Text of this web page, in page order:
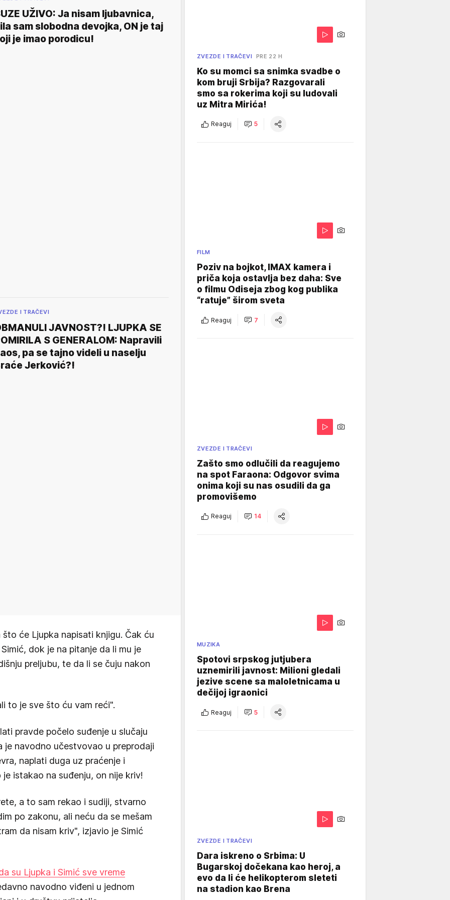
UŽIVO: Ja nisam ljubavnica,
sam slobodna devojka, ON je taj
je imao porodicu!
I TRAČEVI
JAVNOST?! LJUPKA SE
S GENERALOM: Napravili
pa se tajno videli u naselju
Jerković?!
će Ljupka napisati knjigu. Čak ću
dok je na pitanje da li mu je
preljubu, te da li se čuju nakon
to je sve što ću vam reći".
pravde počelo suđenje u slučaju
je navodno učestvovao u preprodaji
naplati duga uz praćenje i
istakao na suđenju, on nije kriv!
a to sam rekao i sudiji, stvarno
po zakonu, ali neću da se mešam
da nisam kriv", izjavio je Simić
su Ljupka i Simić sve vreme
navodno viđeni u jednom
ZVEZDE I TRAČEVI PRE 22 H
Ko su momci sa snimka svadbe o
kom bruji Srbija? Razgovarali
smo sa rokerima koji su ludovali
uz Mitra Mirića!
Reaguj 5
FILM
Poziv na bojkot, IMAX kamera i
priča koja ostavlja bez daha: Sve
o filmu Odiseja zbog kog publika
“ratuje” širom sveta
Reaguj 7
ZVEZDE I TRAČEVI
Zašto smo odlučili da reagujemo
na spot Faraona: Odgovor svima
onima koji su nas osudili da ga
promovišemo
Reaguj 14
MUZIKA
Spotovi srpskog jutjubera
uznemirili javnost: Milioni gledali
jezive scene sa maloletnicama u
dečijoj igraonici
Reaguj 5
ZVEZDE I TRAČEVI
Dara iskreno o Srbima: U
Bugarskoj dočekana kao heroj, a
evo da li će helikopterom sleteti
na stadion kao Brena